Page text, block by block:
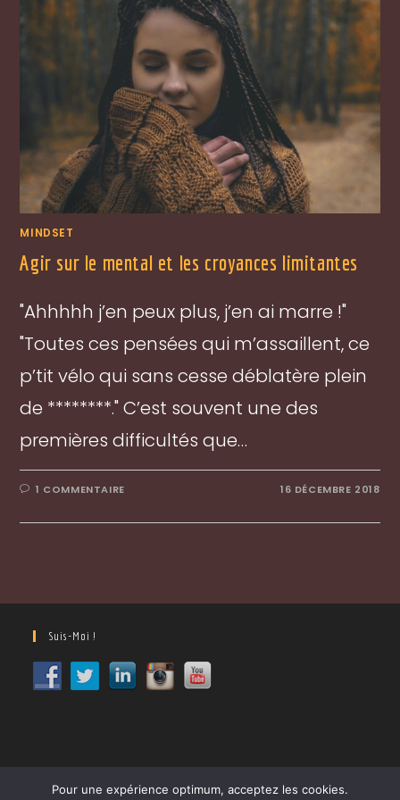
MINDSET
Agir sur le mental et les croyances limitantes
"Ahhhhh j’en peux plus, j’en ai marre !"
"Toutes ces pensées qui m’assaillent, ce
p’tit vélo qui sans cesse déblatère plein
de ********." C’est souvent une des
premières difficultés que…
1 COMMENTAIRE 16 DÉCEMBRE 2018
Suis-Moi !
Pour une expérience optimum, acceptez les cookies.